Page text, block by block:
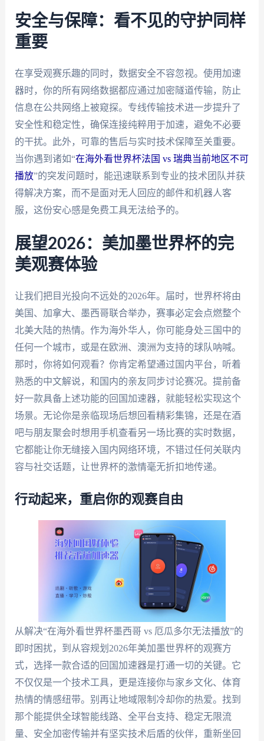
安全与保障：看不见的守护同样
重要
在享受观赛乐趣的同时，数据安全不容忽视。使用加速
器时，你的所有网络数据都应通过加密隧道传输，防止
信息在公共网络上被窥探。专线传输技术进一步提升了
安全性和稳定性，确保连接纯粹用于加速，避免不必要
的干扰。此外，可靠的售后与实时技术保障至关重要。
当你遇到诸如“在海外看世界杯法国 vs 瑞典当前地区不可
播放”的突发问题时，能迅速联系到专业的技术团队并获
得解决方案，而不是面对无人回应的邮件和机器人客
服，这份安心感是免费工具无法给予的。
展望2026：美加墨世界杯的完
美观赛体验
让我们把目光投向不远处的2026年。届时，世界杯将由
美国、加拿大、墨西哥联合举办，赛事必定会点燃整个
北美大陆的热情。作为海外华人，你可能身处三国中的
任何一个城市，或是在欧洲、澳洲为支持的球队呐喊。
那时，你将如何观看？你肯定希望通过国内平台，听着
熟悉的中文解说，和国内的亲友同步讨论赛况。提前备
好一款具备上述功能的回国加速器，就能轻松实现这个
场景。无论你是亲临现场后想回看精彩集锦，还是在酒
吧与朋友聚会时想用手机查看另一场比赛的实时数据，
它都能让你无缝接入国内网络环境，不错过任何关联内
容与社交话题，让世界杯的激情毫无折扣地传递。
行动起来，重启你的观赛自由
从解决“在海外看世界杯墨西哥 vs 厄瓜多尔无法播放”的
即时困扰，到从容规划2026年美加墨世界杯的观赛方
式，选择一款合适的回国加速器是打通一切的关键。它
不仅仅是一个技术工具，更是连接你与家乡文化、体育
热情的情感纽带。别再让地域限制冷却你的热爱。找到
那个能提供全球智能线路、全平台支持、稳定无限流
量、安全加密传输并有坚实技术后盾的伙伴，重新坐回